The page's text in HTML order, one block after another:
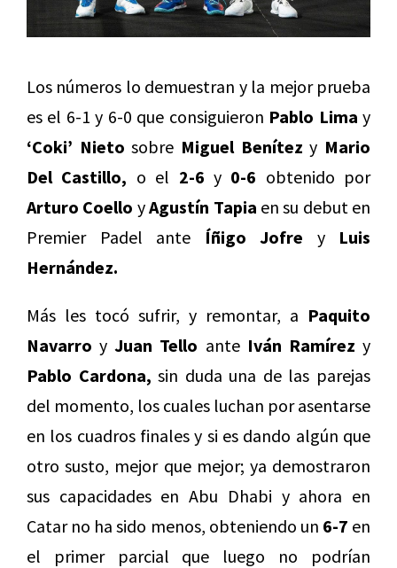
Los números lo demuestran y la mejor prueba
es el 6-1 y 6-0 que consiguieron Pablo Lima y
‘Coki’ Nieto sobre Miguel Benítez y Mario
Del Castillo, o el 2-6 y 0-6 obtenido por
Arturo Coello yAgustín Tapia en su debut en
Premier Padel ante Íñigo Jofre y Luis
Hernández.
Más les tocó sufrir, y remontar, a Paquito
Navarro yJuan Tello ante Iván Ramírez y
Pablo Cardona, sin duda una de las parejas
del momento, los cuales luchan por asentarse
en los cuadros finales y si es dando algún que
otro susto, mejor que mejor; ya demostraron
sus capacidades en Abu Dhabi y ahora en
Catar no ha sido menos, obteniendo un 6-7 en
el primer parcial que luego no podrían